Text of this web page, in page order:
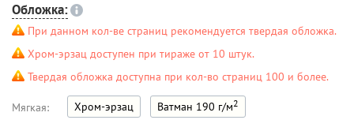
Обложка:
При данном кол-ве страниц рекомендуется твердая обложка.
Хром-эрзац доступен при тираже от 10 штук.
Твердая обложка доступна при кол-во страниц 100 и более.
Мягкая: Хром-эрзац Ватман 190 г/м2